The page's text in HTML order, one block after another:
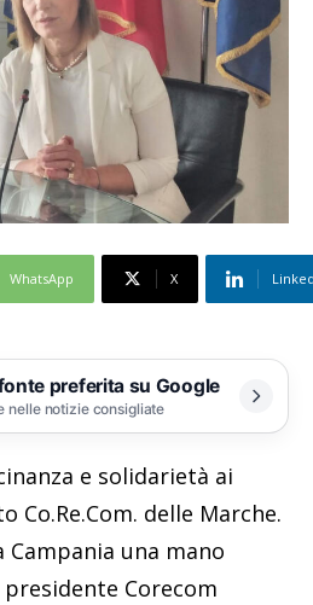
WhatsApp X
preferita su Google
nelle notizie consigliate
e solidarietà ai
Co.Re.Com. delle Marche.
Campania una mano
Corecom